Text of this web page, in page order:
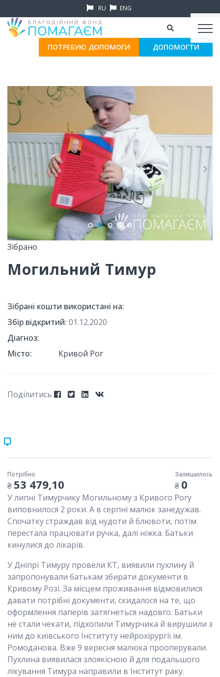
RU ENG
ПОТРЕБУЮ ДОПОМОГИ ДОПОМОГТИ
Зібрано
Могильний Тимур
Зібрані кошти використані на:
Збір відкритий: 01.12.2020
Діагноз:
Місто:
Кривой Рог
Поділитись
Потрібно
₴ 53 479,10
Залишилось
₴ 0
У липні Тимурчику Могильному з Кривого Рогу
виповнилося 2 роки. А в серпні малюк занедужав.
Спочатку страждав від нудоти й блювоти, потім
перестала працювати ручка, далі ніжка. Батьки
кинулися до лікарів.
У Дніпрі Тимуру провели КТ, виявили пухлину й
запропонували батькам збирати документи в
Кривому Розі. За місцем проживання відмовилися
давати потрібні документи, скидалося на те, що
оформлення паперів затягнеться надовго. Батьки
не стали чекати, підхопили Тимурчика й вирушили з
ним до київського Інституту нейрохірургії ім.
Ромоданова. Вже 9 вересня малюка прооперували.
Пухлина виявилася злоякісною й для подальшого
лікування Тимура направили в Інститут раку.